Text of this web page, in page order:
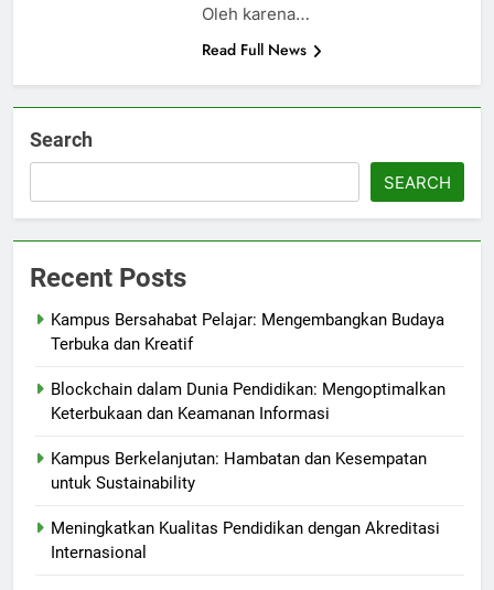
Oleh karena…
Read Full News
Search
SEARCH
Recent Posts
Kampus Bersahabat Pelajar: Mengembangkan Budaya
Terbuka dan Kreatif
Blockchain dalam Dunia Pendidikan: Mengoptimalkan
Keterbukaan dan Keamanan Informasi
Kampus Berkelanjutan: Hambatan dan Kesempatan
untuk Sustainability
Meningkatkan Kualitas Pendidikan dengan Akreditasi
Internasional